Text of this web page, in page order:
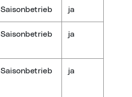
Saisonbetrieb ja
Saisonbetrieb ja
Saisonbetrieb ja